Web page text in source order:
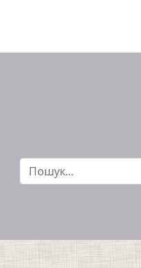
Пошук...